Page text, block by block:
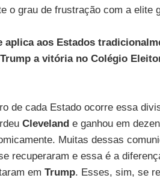
o grau de frustração com a elite
aplica aos Estados
a vitória no Colégio
de cada Estado ocorre essa
Clevelande ganhou em
Muitas dessas
recuperaram e essa é a
em Trump. Esses, sim, se